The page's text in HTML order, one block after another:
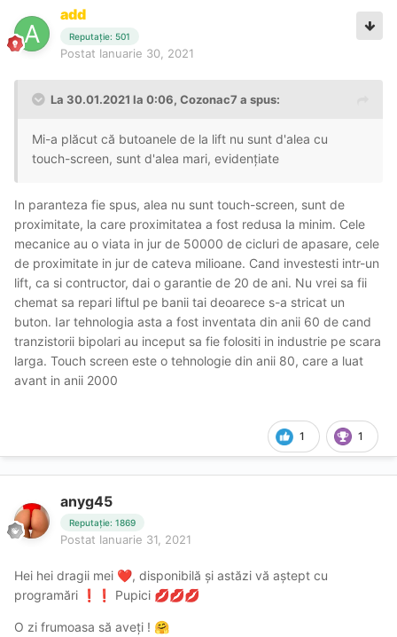
add
Reputație: 501
Postat Ianuarie 30, 2021
La 30.01.2021 la 0:06, Cozonac7 a spus:
Mi-a plăcut că butoanele de la lift nu sunt d'alea cu
touch-screen, sunt d'alea mari, evidențiate
In paranteza fie spus, alea nu sunt touch-screen, sunt de
proximitate, la care proximitatea a fost redusa la minim. Cele
mecanice au o viata in jur de 50000 de cicluri de apasare, cele
de proximitate in jur de cateva milioane. Cand investesti intr-un
lift, ca si contructor, dai o garantie de 20 de ani. Nu vrei sa fii
chemat sa repari liftul pe banii tai deoarece s-a stricat un
buton. Iar tehnologia asta a fost inventata din anii 60 de cand
tranzistorii bipolari au inceput sa fie folositi in industrie pe scara
larga. Touch screen este o tehnologie din anii 80, care a luat
avant in anii 2000
1 1
anyg45
Reputație: 1869
Postat Ianuarie 31, 2021
Hei hei dragii mei ❤️, disponibilă și astăzi vă aștept cu
programări
❗ ❗ ️ Pupici 💋💋💋
O zi frumoasa să aveți ! 🤗